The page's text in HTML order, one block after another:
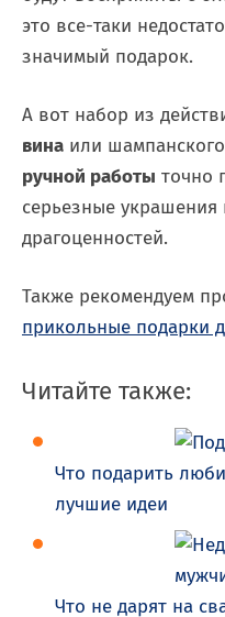
это все-таки
значимый подарок.
А вот набор из
вина или
ручной работы точно
серьезные
драгоценностей.
Также рекомендуем
прикольные подарки
Читайте также:
Что подарить
лучшие идеи
Что не дарят на